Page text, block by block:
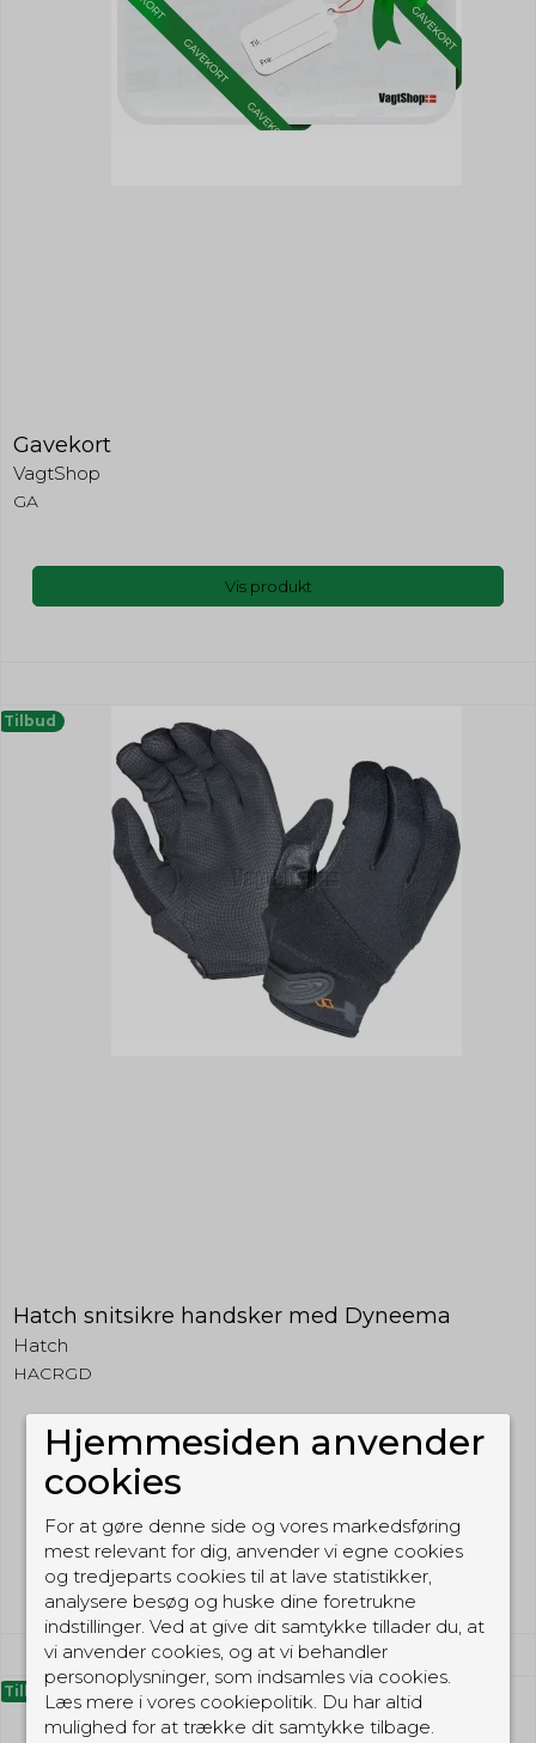
Gavekort
VagtShop
GA
Vis produkt
Tilbud
Hatch snitsikre handsker med Dyneema
Hatch
HACRGD
649,00 DKK
300,00 DKK
(inkl. moms)
Vis produkt
Tilbud
Hjemmesiden anvender
cookies
For at gøre denne side og vores markedsføring
mest relevant for dig, anvender vi egne cookies
og tredjeparts cookies til at lave statistikker,
analysere besøg og huske dine foretrukne
indstillinger. Ved at give dit samtykke tillader du, at
vi anvender cookies, og at vi behandler
personoplysninger, som indsamles via cookies.
Læs mere i vores cookiepolitik. Du har altid
mulighed for at trække dit samtykke tilbage.